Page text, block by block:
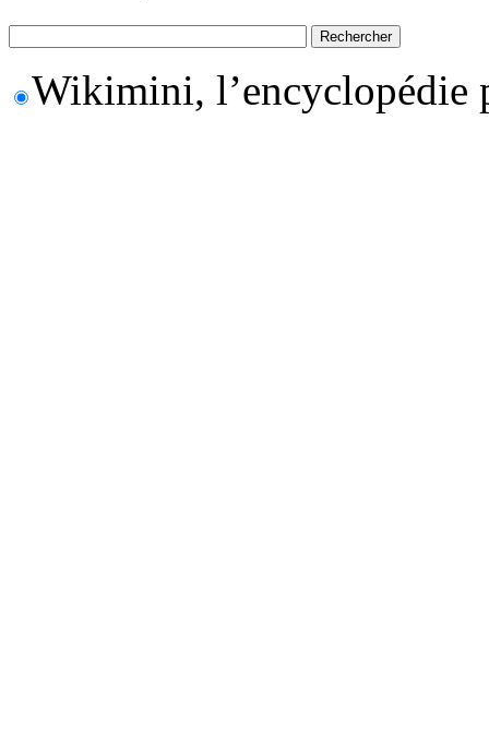
Wikimini, l’encyclopédie